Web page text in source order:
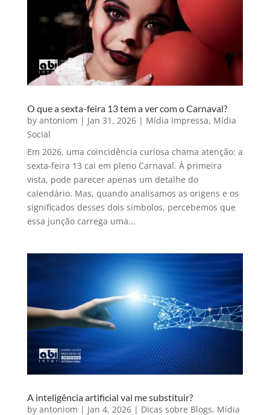
O que a sexta-feira 13 tem a ver com o Carnaval?
by antoniom | Jan 31, 2026| Mídia Impressa, Mídia
Social
Em 2026, uma coincidência curiosa chama atenção: a
sexta-feira 13 cai em pleno Carnaval. À primeira
vista, pode parecer apenas um detalhe do
calendário. Mas, quando analisamos as origens e os
significados desses dois símbolos, percebemos que
essa junção carrega uma...
A inteligência artificial vai me substituir?
by antoniom | Jan 4, 2026| Dicas sobre Blogs, Mídia